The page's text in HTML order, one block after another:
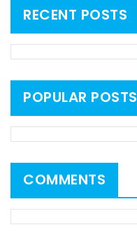
RECENT POSTS
POPULAR POSTS
COMMENTS